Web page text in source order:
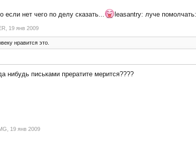
если нет чего по делу сказать... leasantry: луче
19 янв 2009
нравится это.
нибудь письками прератите мерится????
19 янв 2009